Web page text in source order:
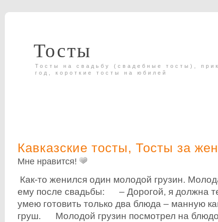
Тосты
Тосты на свадьбу (свадебные тосты),
год, короткие тосты на юбилей
Кавказские тосты, Тосты за
Мне нравится!
Как-то женился один молодой грузин.
ему после свадьбы: – Дорогой, я должна
умею готовить только два блюда – манную
груш. Молодой грузин посмотрел на